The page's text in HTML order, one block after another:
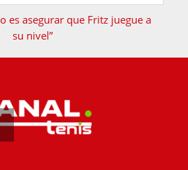
es asegurar que Fritz juegue a
su nivel”